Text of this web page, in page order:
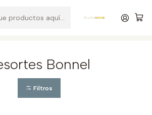
Bonnel
Filtros